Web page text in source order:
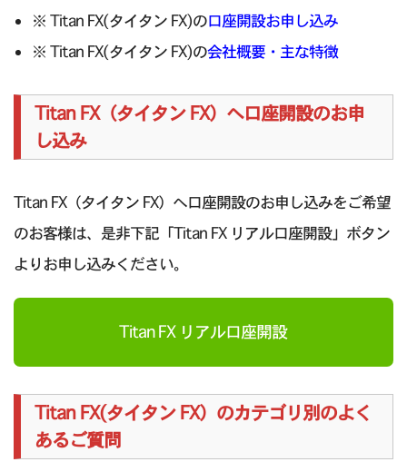
※ Titan FX(タイタン FX)の口座開設お申し込み
※ Titan FX(タイタン FX)の会社概要・主な特徴
Titan FX（タイタン FX）へ口座開設のお申
し込み
Titan FX（タイタン FX）へ口座開設のお申し込みをご希望
のお客様は、是非下記「Titan FX リアル口座開設」ボタン
よりお申し込みください。
Titan FX リアル口座開設
Titan FX(タイタン FX）のカテゴリ別のよく
あるご質問